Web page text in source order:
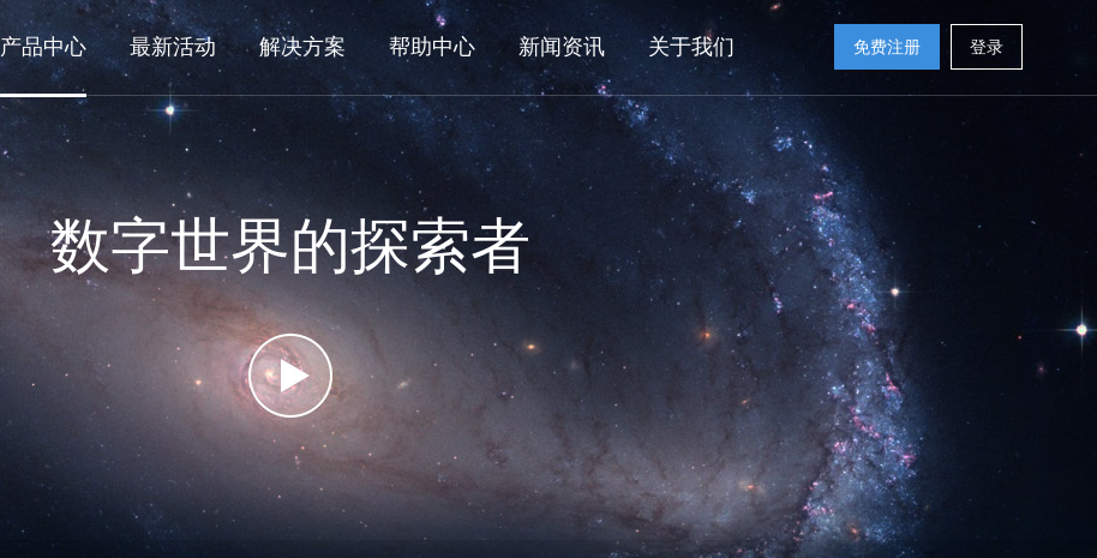
产品中心 最新活动 解决方案 帮助中心 新闻资讯 关于我们 免费注册 登录
数字世界的探索者